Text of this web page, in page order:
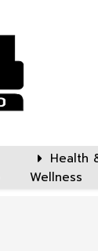
Health
Wellness